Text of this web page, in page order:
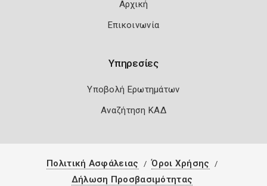
Αρχική
Επικοινωνία
Υπηρεσίες
Υποβολή Ερωτημάτων
Αναζήτηση ΚΑΔ
Πολιτική Ασφάλειας
Όροι Χρήσης
Δήλωση Προσβασιμότητας